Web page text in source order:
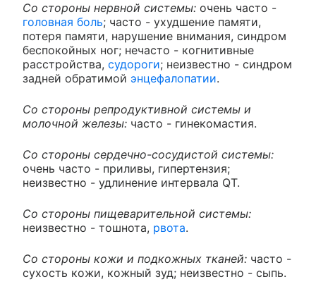
Со стороны нервной системы: очень часто -
головная боль; часто - ухудшение памяти,
потеря памяти, нарушение внимания, синдром
беспокойных ног; нечасто - когнитивные
расстройства, судороги; неизвестно - синдром
задней обратимой энцефалопатии.
Со стороны репродуктивной системы и
молочной железы: часто - гинекомастия.
Со стороны сердечно-сосудистой системы:
очень часто - приливы, гипертензия;
неизвестно - удлинение интервала QT.
Со стороны пищеварительной системы:
неизвестно - тошнота, рвота.
Со стороны кожи и подкожных тканей: часто -
сухость кожи, кожный зуд; неизвестно - сыпь.